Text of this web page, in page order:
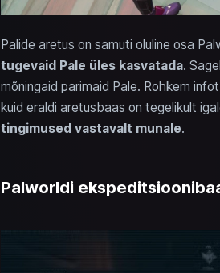
Palide aretus on samuti oluline osa
tugevaid Pale üles kasvatada.
mõningaid parimaid Pale. Rohkem
kuid eraldi aretusbaas on tegelikult
tingimused vastavalt munale.
Palworldi